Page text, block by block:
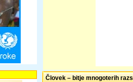
Človek – bitje mnogoterih